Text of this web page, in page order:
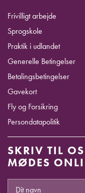
Frivilligt arbejde
Sprogskole
Praktik i udlandet
Generelle Betingelser
Betalingsbetingelser
Gavekort
Fly og Forsikring
Persondatapolitik
SKRIV TIL
MØDES